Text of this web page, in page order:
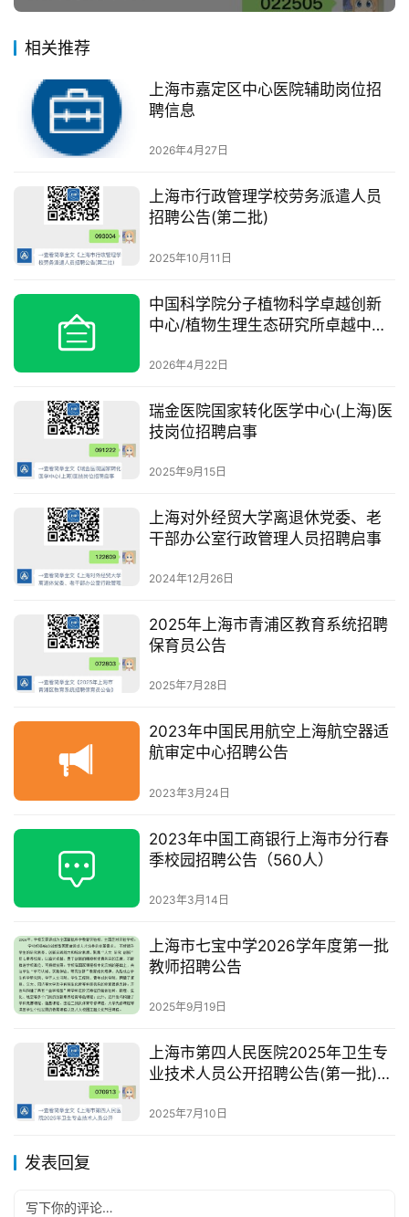
相关推荐
上海市嘉定区中心医院辅助岗位招
聘信息
2026年4月27日
上海市行政管理学校劳务派遣人员
招聘公告(第二批)
2025年10月11日
中国科学院分子植物科学卓越创新
中心/植物生理生态研究所卓越中心
2026年4月22日
瑞金医院国家转化医学中心(上海)医
技岗位招聘启事
2025年9月15日
上海对外经贸大学离退休党委、老
干部办公室行政管理人员招聘启事
2024年12月26日
2025年上海市青浦区教育系统招聘
保育员公告
2025年7月28日
2023年中国民用航空上海航空器适
航审定中心招聘公告
2023年3月24日
2023年中国工商银行上海市分行春
季校园招聘公告（560人）
2023年3月14日
上海市七宝中学2026学年度第一批
教师招聘公告
2025年9月19日
上海市第四人民医院2025年卫生专
业技术人员公开招聘公告(第一批)
2025年7月10日
发表回复